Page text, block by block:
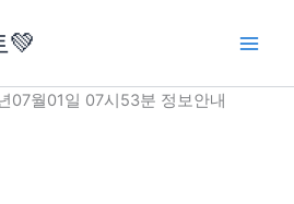
💚
07월01일 07시53분 정보안내